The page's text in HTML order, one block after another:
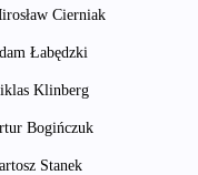
Cierniak
Łabędzki
Klinberg
Bogińczuk
Stanek